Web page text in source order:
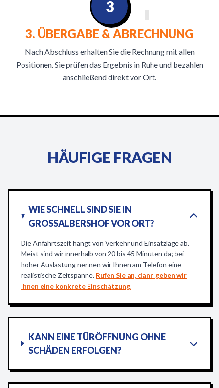
3. ÜBERGABE & ABRECHNUNG
Nach Abschluss erhalten Sie die Rechnung mit allen
Positionen. Sie prüfen das Ergebnis in Ruhe und bezahlen
anschließend direkt vor Ort.
3
HÄUFIGE FRAGEN
WIE SCHNELL SIND SIE IN
GROSSALBERSHOF VOR ORT?
Die Anfahrtszeit hängt von Verkehr und Einsatzlage ab.
Meist sind wir innerhalb von 20 bis 45 Minuten da; bei
hoher Auslastung nennen wir Ihnen am Telefon eine
realistische Zeitspanne. Rufen Sie an, dann geben wir
Ihnen eine konkrete Einschätzung.
KANN EINE TÜRÖFFNUNG OHNE
SCHÄDEN ERFOLGEN?